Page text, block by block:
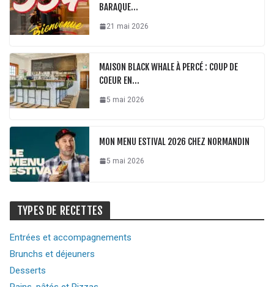
BARAQUE…
21 mai 2026
MAISON BLACK WHALE À PERCÉ : COUP DE
COEUR EN…
5 mai 2026
MON MENU ESTIVAL 2026 CHEZ NORMANDIN
5 mai 2026
TYPES DE RECETTES
Entrées et accompagnements
Brunchs et déjeuners
Desserts